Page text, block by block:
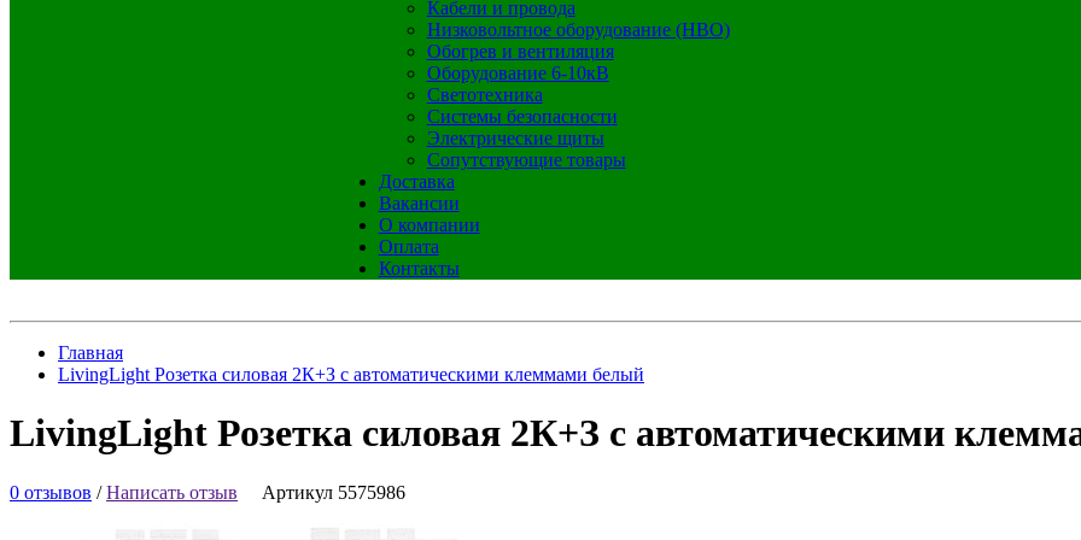
Кабели и провода
Низковольтное оборудование (НВО)
Обогрев и вентиляция
Оборудование 6-10кВ
Светотехника
Системы безопасности
Электрические щиты
Сопутствующие товары
Доставка
Вакансии
О компании
Оплата
Контакты
Главная
LivingLight Розетка силовая 2К+З с автоматическими клеммами белый
LivingLight Розетка силовая 2К+З с автоматическими
0 отзывов /Написать отзыв Артикул 5575986